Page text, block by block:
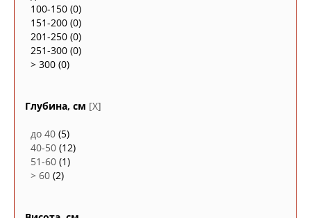
100-150 (0)
151-200 (0)
201-250 (0)
251-300 (0)
> 300 (0)
Глубина, см [X]
до 40 (5)
40-50 (12)
51-60 (1)
> 60 (2)